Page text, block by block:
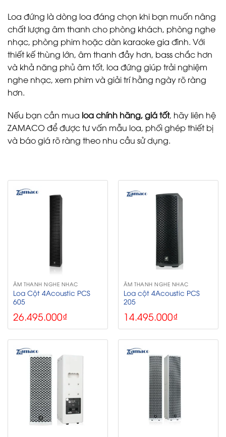
Loa đứng là dòng loa đáng chọn khi bạn muốn nâng
chất lượng âm thanh cho phòng khách, phòng nghe
nhạc, phòng phim hoặc dàn karaoke gia đình. Với
thiết kế thùng lớn, âm thanh đầy hơn, bass chắc hơn
và khả năng phủ âm tốt, loa đứng giúp trải nghiệm
nghe nhạc, xem phim và giải trí hằng ngày rõ ràng
hơn.
Nếu bạn cần mua loa chính hãng, giá tốt, hãy liên hệ
ZAMACO để được tư vấn mẫu loa, phối ghép thiết bị
và báo giá rõ ràng theo nhu cầu sử dụng.
ÂM THANH NGHE NHẠC
Loa Cột 4Acoustic PCS
605
26.495.000₫
ÂM THANH NGHE NHẠC
Loa cột 4Acoustic PCS
205
14.495.000₫